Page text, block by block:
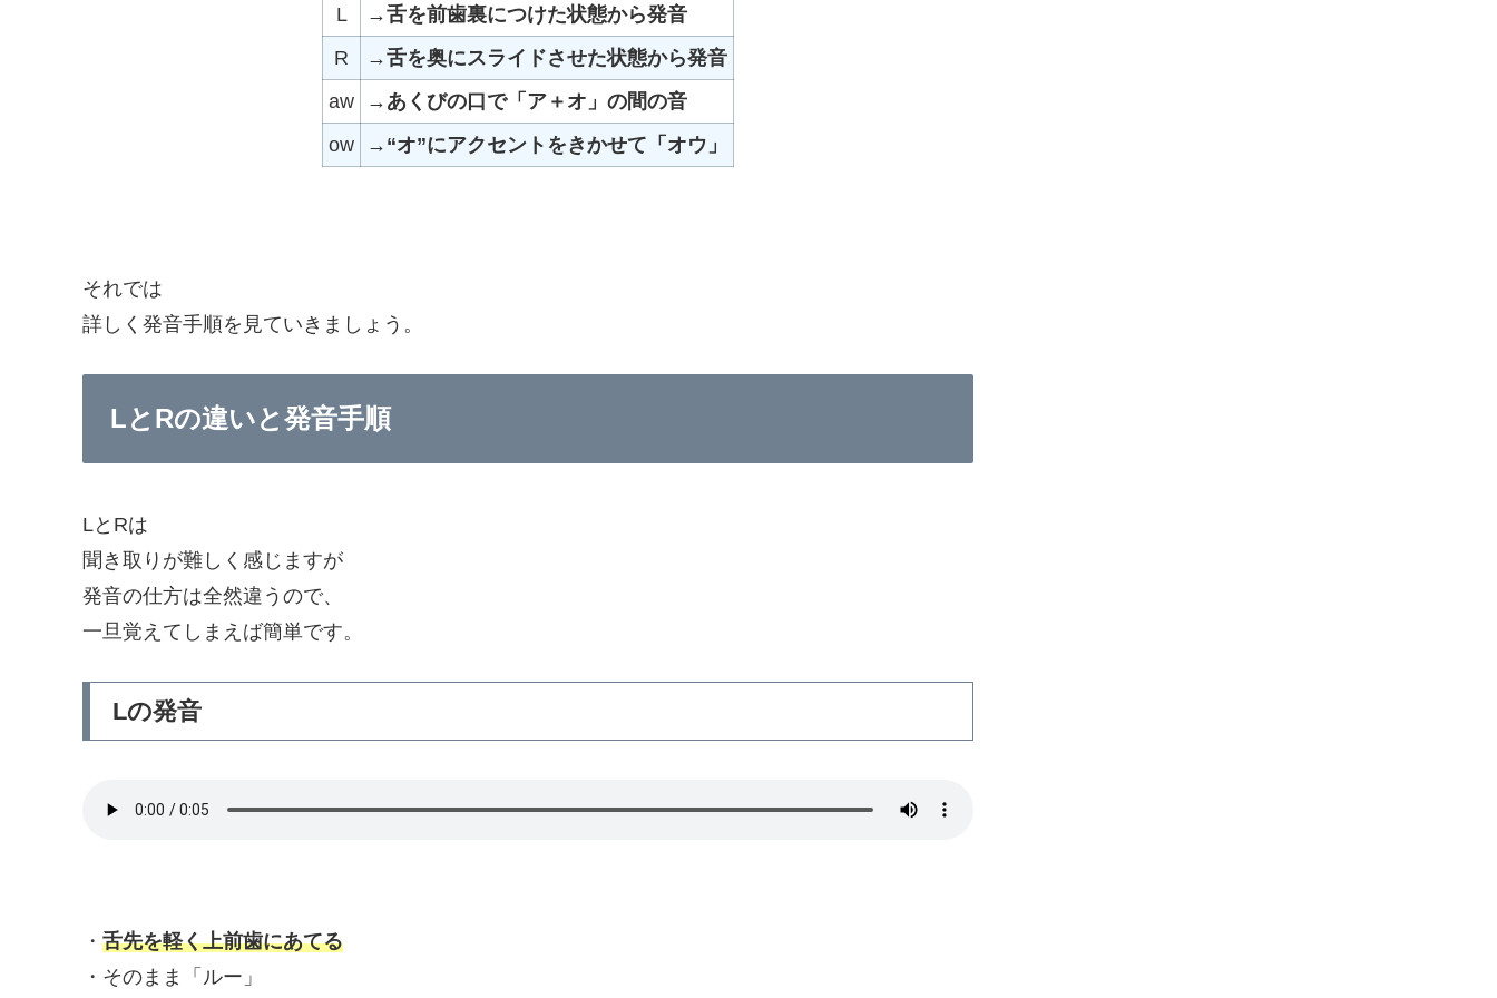
L →舌を前歯裏につけた状態から発音
R
→舌を奥にスライドさせた状態から発音
aw
→ あくびの口で「ア＋オ」の間の音
ow
→“オ”にアクセントをきかせて「オウ」
それでは
詳しく発音手順を見ていきましょう。
LとRの違いと発音手順
LとRは
聞き取りが難しく感じますが
発音の仕方は全然違うので、
一旦覚えてしまえば簡単です。
Lの発音
・ 舌先を軽く上前歯にあてる
・そのまま「ルー」